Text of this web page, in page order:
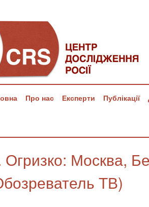
Про нас Експерти Публікації
Огризко: Москва,
ТВ)